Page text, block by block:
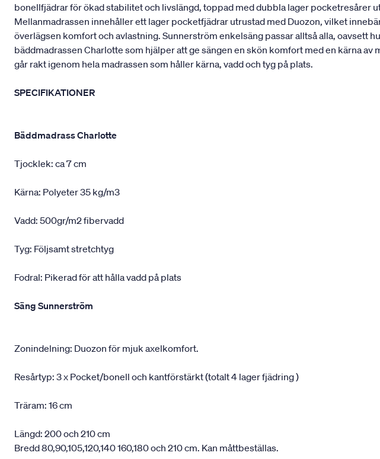
bonellfjädrar för ökad stabilitet och livslängd, toppad med dubbla lager pocketresårer
Mellanmadrassen innehåller ett lager pocketfjädrar utrustad med Duozon, vilket
överlägsen komfort och avlastning. Sunnerström enkelsäng passar alltså alla, oavsett
bäddmadrassen Charlotte som hjälper att ge sängen en skön komfort med en kärna
går rakt igenom hela madrassen som håller kärna, vadd och tyg på plats.
SPECIFIKATIONER
Bäddmadrass Charlotte
Tjocklek: ca 7 cm
Kärna: Polyeter 35 kg/m3
Vadd: 500gr/m2 fibervadd
Tyg: Följsamt stretchtyg
Fodral: Pikerad för att hålla vadd på plats
Säng Sunnerström
Zonindelning: Duozon för mjuk axelkomfort.
Resårtyp: 3 x Pocket/bonell och kantförstärkt (totalt 4 lager fjädring )
Träram: 16 cm
Längd: 200 och 210 cm
Bredd 80,90,105,120,140 160,180 och 210 cm. Kan måttbeställas.